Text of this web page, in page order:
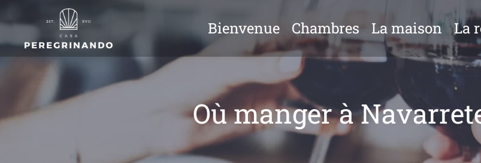
Bienvenue Chambres La maison La
Où manger à